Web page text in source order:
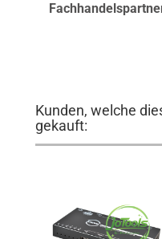
Kunden, welche
gekauft: